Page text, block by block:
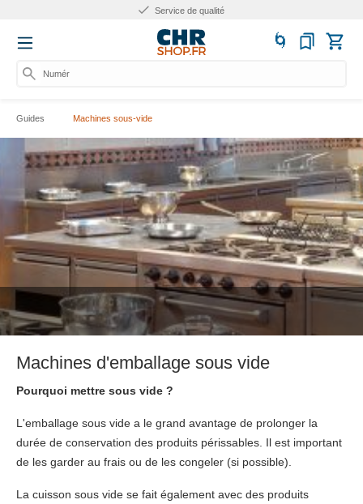
Service de qualité
Numéro
Guides Machines sous-vide
Machines d'emballage sous vide
Pourquoi mettre sous vide ?
L'emballage sous vide a le grand avantage de prolonger la
durée de conservation des produits périssables. Il est important
de les garder au frais ou de les congeler (si possible).
La cuisson sous vide se fait également avec des produits